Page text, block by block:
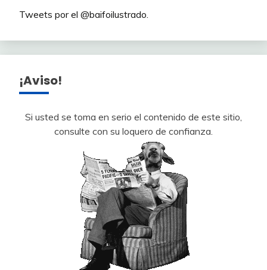
Tweets por el @baifoilustrado.
¡Aviso!
Si usted se toma en serio el contenido de este sitio,
consulte con su loquero de confianza.